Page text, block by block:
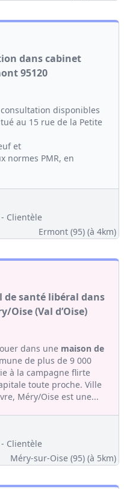
dans cabinet
95120
disponibles
au 15 rue de la Petite
et
normes PMR, en
Clientèle
Ermont (95) (à 4km)
de santé libéral dans
Oise (Val d’Oise)
dans une maison de
de plus de 9 000
à la campagne flirte
toute proche. Ville
Méry/Oise est une...
Clientèle
Méry-sur-Oise (95) (à 5km)